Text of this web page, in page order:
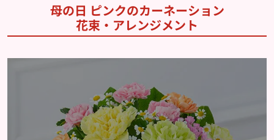
母の日 ピンクのカーネーション
花束・アレンジメント